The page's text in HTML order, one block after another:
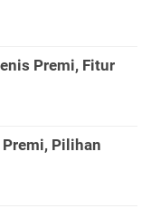
Premi, Fitur
Pilihan